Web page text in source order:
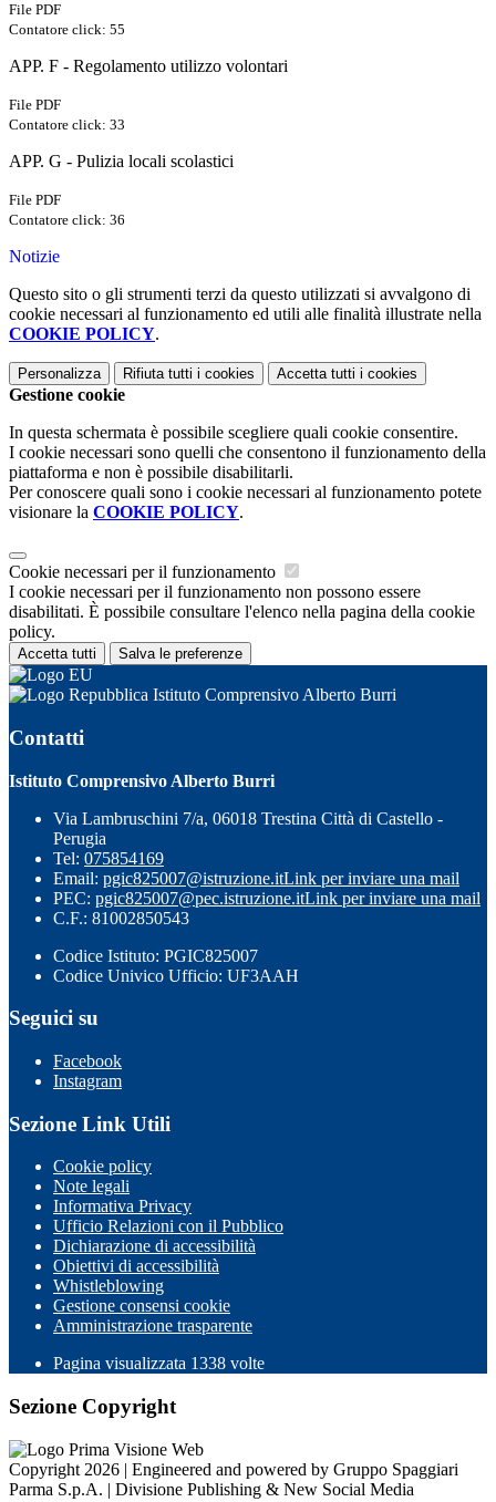
File PDF
Contatore click: 55
APP. F - Regolamento utilizzo volontari
File PDF
Contatore click: 33
APP. G - Pulizia locali scolastici
File PDF
Contatore click: 36
Notizie
Questo sito o gli strumenti terzi da questo utilizzati si avvalgono di
cookie necessari al funzionamento ed utili alle finalità illustrate nella
COOKIE POLICY.
Personalizza Rifiuta tutti i cookies Accetta tutti i cookies
Gestione cookie
In questa schermata è possibile scegliere quali cookie consentire.
I cookie necessari sono quelli che consentono il funzionamento della
piattaforma e non è possibile disabilitarli.
Per conoscere quali sono i cookie necessari al funzionamento potete
visionare la COOKIE POLICY.
Cookie necessari per il funzionamento
I cookie necessari per il funzionamento non possono essere
disabilitati. È possibile consultare l'elenco nella pagina della cookie
policy.
Accetta tutti Salva le preferenze
Istituto Comprensivo Alberto Burri
Contatti
Istituto Comprensivo Alberto Burri
Via Lambruschini 7/a, 06018 Trestina Città di Castello -
Perugia
Tel: 075854169
Email: pgic825007@istruzione.itLink per inviare una mail
PEC: pgic825007@pec.istruzione.itLink per inviare una mail
C.F.: 81002850543
Codice Istituto: PGIC825007
Codice Univico Ufficio: UF3AAH
Seguici su
Facebook
Instagram
Sezione Link Utili
Cookie policy
Note legali
Informativa Privacy
Ufficio Relazioni con il Pubblico
Dichiarazione di accessibilità
Obiettivi di accessibilità
Whistleblowing
Gestione consensi cookie
Amministrazione trasparente
Pagina visualizzata 1338 volte
Sezione Copyright
Copyright 2026 | Engineered and powered by Gruppo Spaggiari
Parma S.p.A. | Divisione Publishing & New Social Media